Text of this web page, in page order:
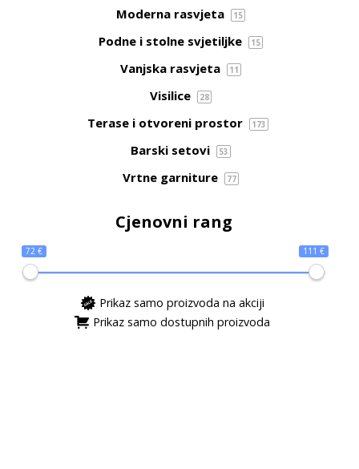
Moderna rasvjeta 15
Podne i stolne svjetiljke 15
Vanjska rasvjeta 11
Visilice 28
Terase i otvoreni prostor 173
Barski setovi 53
Vrtne garniture 77
Cjenovni rang
72 € 111 €
Prikaz samo proizvoda na akciji
Prikaz samo dostupnih proizvoda